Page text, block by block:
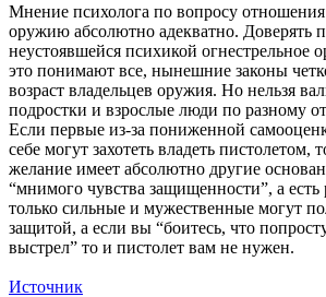
Мнение психолога по вопросу
оружию абсолютно адекватно. Доверять
неустоявшейся психикой огнестрельное
это понимают все, нынешние законы
возраст владельцев оружия. Но нельзя
подростки и взрослые люди по разному
Если первые из-за пониженной
себе могут захотеть владеть пистолетом,
желание имеет абсолютно другие
“мнимого чувства защищенности”, а есть
только сильные и мужественные могут
защитой, а если вы “боитесь, что
выстрел” то и пистолет вам не нужен.
Источник